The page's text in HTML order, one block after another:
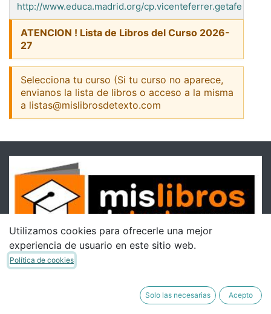
http://www.educa.madrid.org/cp.vicenteferrer.getafe
ATENCION ! Lista de Libros del Curso 2026-
27
Selecciona tu curso (Si tu curso no aparece,
envianos la lista de libros o acceso a la misma
a listas@mislibrosdetexto.com
Utilizamos cookies para ofrecerle una mejor
experiencia de usuario en este sitio web.
Política de cookies
Solo las necesarias Acepto